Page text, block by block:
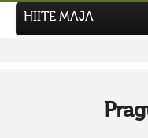
НОВЫЙ ФОТОКОНКУРС
HIITE MAJA